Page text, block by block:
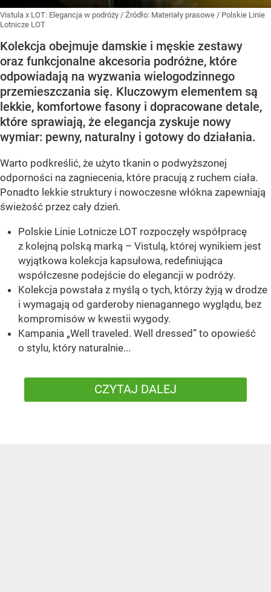
Vistula x LOT: Elegancja w podróży / Źródło: Materiały prasowe / Polskie Linie
Lotnicze LOT
Kolekcja obejmuje damskie i męskie zestawy
oraz funkcjonalne akcesoria podróżne, które
odpowiadają na wyzwania wielogodzinnego
przemieszczania się. Kluczowym elementem są
lekkie, komfortowe fasony i dopracowane detale,
które sprawiają, że elegancja zyskuje nowy
wymiar: pewny, naturalny i gotowy do działania.
Warto podkreślić, że użyto tkanin o podwyższonej
odporności na zagniecenia, które pracują z ruchem ciała.
Ponadto lekkie struktury i nowoczesne włókna zapewniają
świeżość przez cały dzień.
Polskie Linie Lotnicze LOT rozpoczęły współpracę
z kolejną polską marką – Vistulą, której wynikiem jest
wyjątkowa kolekcja kapsułowa, redefiniująca
współczesne podejście do elegancji w podróży.
Kolekcja powstała z myślą o tych, którzy żyją w drodze
i wymagają od garderoby nienagannego wyglądu, bez
kompromisów w kwestii wygody.
Kampania „Well traveled. Well dressed” to opowieść
o stylu, który naturalnie...
CZYTAJ DALEJ